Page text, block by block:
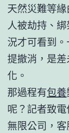
天然災難等
人被劫持、
況才可看到
提撤消，是
化。
那過程有包養
呢？記者致
無限公司，